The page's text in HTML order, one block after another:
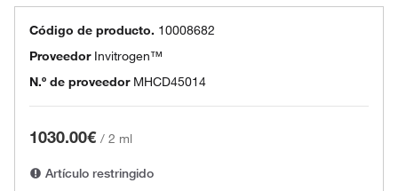
Código de producto. 10008682
Proveedor Invitrogen™
N.º de proveedor MHCD45014
1030.00€ / 2 ml
Artículo restringido